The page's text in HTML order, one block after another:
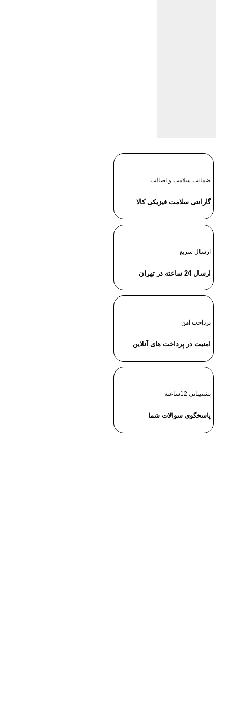
ضمانت سلامت و اصالت
گارانتی سلامت فیزیکی کالا
ارسال سریع
ارسال 24 ساعته در تهران
پرداخت امن
امنیت در پرداخت های آنلاین
پشتیبانی 12ساعته
پاسخگوی سوالات شما